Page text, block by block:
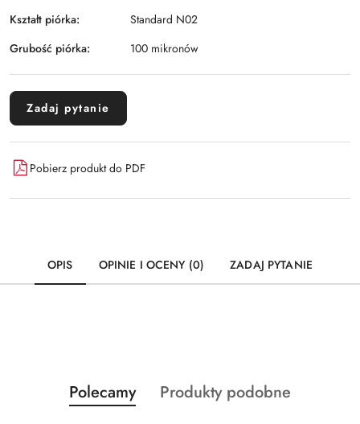
Kształt piórka:
Standard N02
Grubość piórka:
100 mikronów
Zadaj pytanie
Pobierz produkt do PDF
OPIS OPINIE I OCENY (0) ZADAJ PYTANIE
Pomiń karuzelę produktów
Produkty
o
Polecamy
Produkty
Produkty podobne